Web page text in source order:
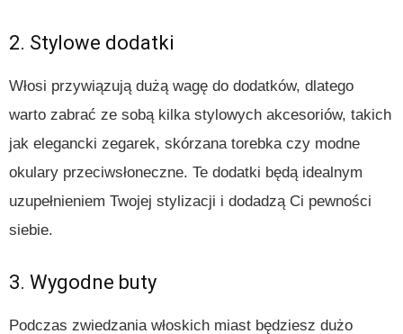
2. Stylowe dodatki
Włosi przywiązują dużą wagę do dodatków, dlatego
warto zabrać ze sobą kilka stylowych akcesoriów, takich
jak elegancki zegarek, skórzana torebka czy modne
okulary przeciwsłoneczne. Te dodatki będą idealnym
uzupełnieniem Twojej stylizacji i dodadzą Ci pewności
siebie.
3. Wygodne buty
Podczas zwiedzania włoskich miast będziesz dużo